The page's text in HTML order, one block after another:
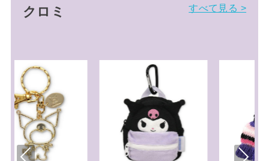
クロミ すべて見る >
Pre
Nex